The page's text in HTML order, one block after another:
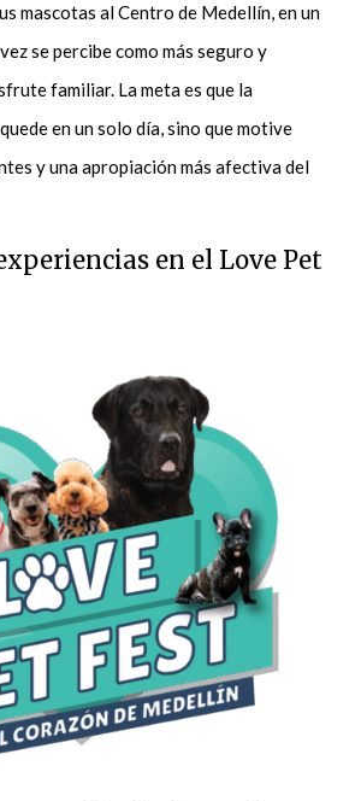
mascotas al Centro de Medellín, en un
se percibe como más seguro y
familiar. La meta es que la
en un solo día, sino que motive
y una apropiación más afectiva del
en el Love Pet